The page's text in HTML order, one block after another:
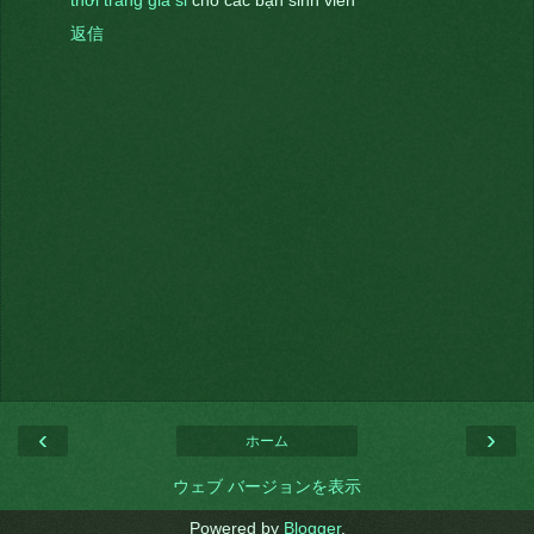
返信
‹ ›
ホーム
ウェブ バージョンを表示
Powered by Blogger.